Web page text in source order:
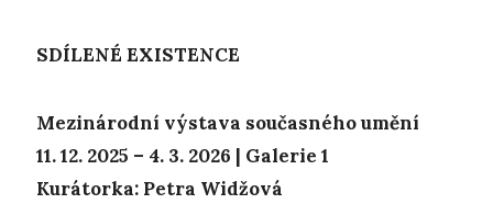
SDÍLENÉ EXISTENCE
Mezinárodní výstava současného umění
11. 12. 2025 – 4. 3. 2026 | Galerie 1
Kurátorka: Petra Widžová